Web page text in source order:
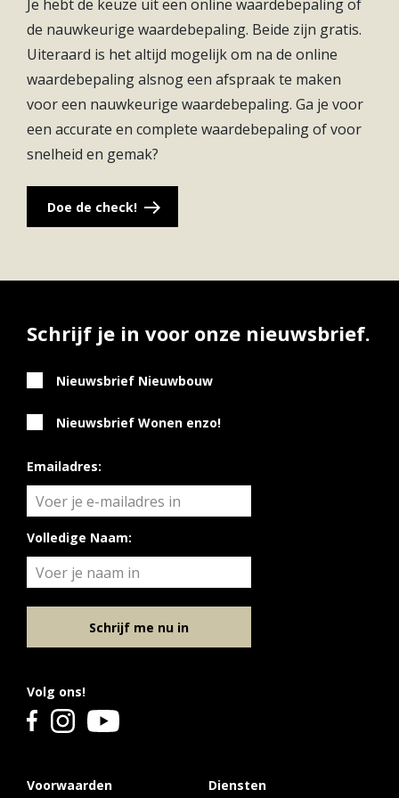
tegen. Wil je even wat anders? Via de A27 ben je zo
in Utrecht of Gorinchem voor een dagje shoppen of
Je hebt de keuze uit een online waardebepaling of
de nauwkeurige waardebepaling. Beide zijn gratis.
Uiteraard is het altijd mogelijk om na de online
waardebepaling alsnog een afspraak te maken
voor een nauwkeurige waardebepaling. Ga je voor
een accurate en complete waardebepaling of voor
snelheid en gemak?
Doe de check!
Voorwaarden Diensten
Volg ons!
Schrijf je in voor onze nieuwsbrief.
Nieuwsbrief Nieuwbouw
Nieuwsbrief Wonen enzo!
Emailadres:
Volledige Naam:
Schrijf me nu in